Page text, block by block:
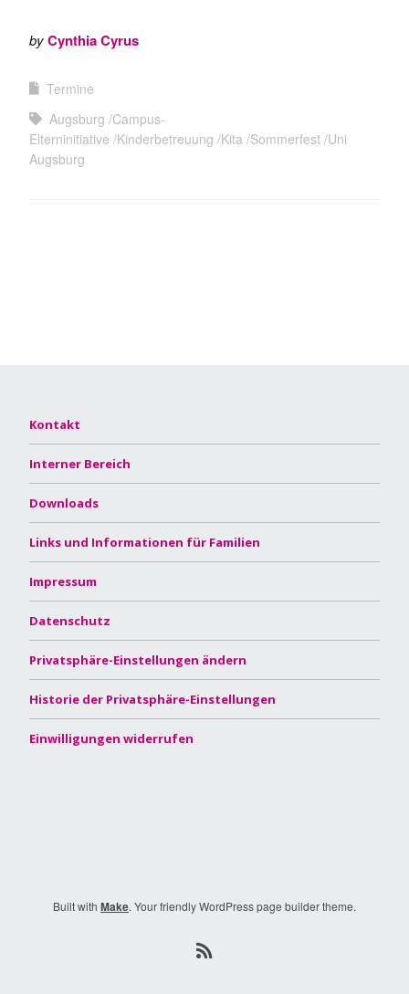
byCynthia Cyrus
Termine
Augsburg Campus-
Elterninitiative Kinderbetreuung Kita Sommerfest Uni
Augsburg
Kontakt
Interner Bereich
Downloads
Links und Informationen für Familien
Impressum
Datenschutz
Privatsphäre-Einstellungen ändern
Historie der Privatsphäre-Einstellungen
Einwilligungen widerrufen
Built with Make. Your friendly WordPress page builder theme.